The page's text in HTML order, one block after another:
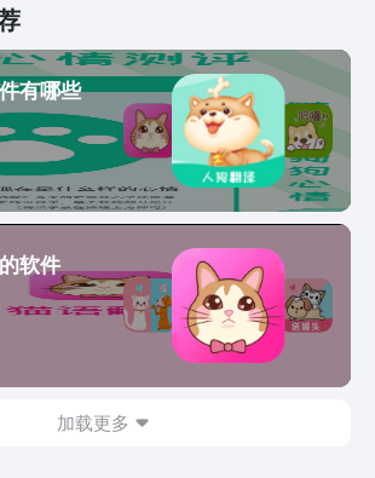
解宠物们的常用语言，从而更好地了解它
们的心情和需求。请注意，此应用程序仅
为目的，并不能提供真正的人对猫或人对
狗的翻译功能。尽管如此，它仍然是一个
非常有趣和实用的工具，可以帮助您更好
地与您的宠物建立亲密的联系。
有哪些
软件
加载更多